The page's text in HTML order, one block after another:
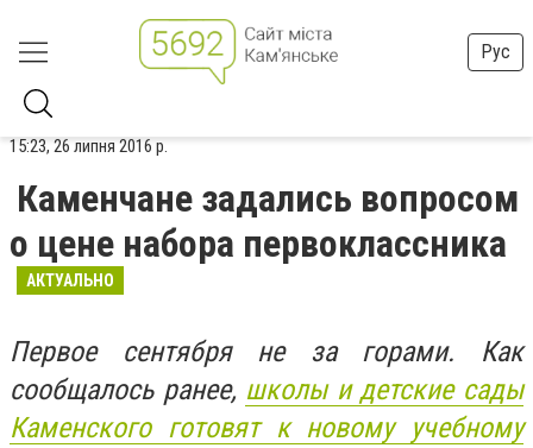
Рус
15:23, 26 липня 2016 р.
Каменчане задались вопросом
о цене набора первоклассника
АКТУАЛЬНО
Первое сентября не за горами. Как
сообщалось ранее, школы и детские сады
Каменского готовят к новому учебному